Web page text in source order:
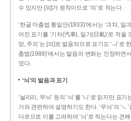
수 있지만 [의]가 원칙이므로 ‘의’로 적는다.
‘한글 마춤법 통일안(1933)’에서는 ‘긔챠, 일
어진 표기를 ‘기차(汽車), 일기(日氣)’로 적을
망, 주의’는 [의]로 발음되므로 표기도 ‘ㅢ’로
춤법(1988)’에서는 발음의 변화는 인정하면
였다.
‘늬’의 발음과 표기
‘늴리리, 무늬’ 등의 ‘늬’를 ‘니’로 읽지만 표기
가와 관련하여 설명하기도 한다. ‘무늬’의 ‘ㄴ’
다르므로 이를 고려하여 ‘늬’로 적는다는 견